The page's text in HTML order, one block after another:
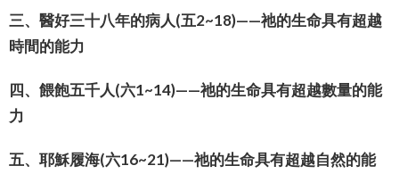
三、醫好三十八年的病人(五2~18)——祂的生命具有超越
時間的能力
四、餵飽五千人(六1~14)——祂的生命具有超越數量的能
力
五、耶穌履海(六16~21)——祂的生命具有超越自然的能